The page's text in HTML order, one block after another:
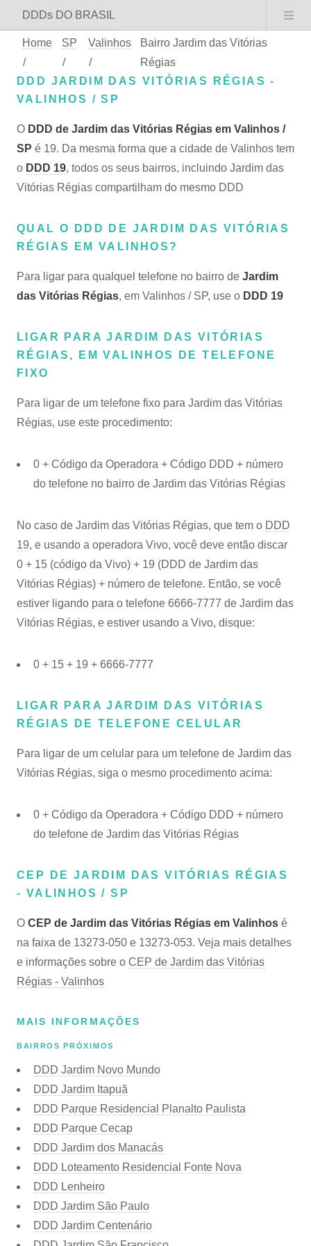
DDDs DO BRASIL
Home
/
SP
/
Valinhos
/
Bairro Jardim das Vitórias
Régias
DDD JARDIM DAS VITÓRIAS RÉGIAS -
VALINHOS / SP
O DDD de Jardim das Vitórias Régias em Valinhos /
SP é 19. Da mesma forma que a cidade de Valinhos tem
o DDD 19, todos os seus bairros, incluindo Jardim das
Vitórias Régias compartilham do mesmo DDD
QUAL O DDD DE JARDIM DAS VITÓRIAS
RÉGIAS EM VALINHOS?
Para ligar para qualquel telefone no bairro de Jardim
das Vitórias Régias, em Valinhos / SP, use o DDD 19
LIGAR PARA JARDIM DAS VITÓRIAS
RÉGIAS, EM VALINHOS DE TELEFONE
FIXO
Para ligar de um telefone fixo para Jardim das Vitórias
Régias, use este procedimento:
0 + Código da Operadora + Código DDD + número
do telefone no bairro de Jardim das Vitórias Régias
No caso de Jardim das Vitórias Régias, que tem o DDD
19, e usando a operadora Vivo, você deve então discar
0 + 15 (código da Vivo) + 19 (DDD de Jardim das
Vitórias Régias) + número de telefone. Então, se você
estiver ligando para o telefone 6666-7777 de Jardim das
Vitórias Régias, e estiver usando a Vivo, disque:
0 + 15 + 19 + 6666-7777
LIGAR PARA JARDIM DAS VITÓRIAS
RÉGIAS DE TELEFONE CELULAR
Para ligar de um celular para um telefone de Jardim das
Vitórias Régias, siga o mesmo procedimento acima:
0 + Código da Operadora + Código DDD + número
do telefone de Jardim das Vitórias Régias
CEP DE JARDIM DAS VITÓRIAS RÉGIAS
- VALINHOS / SP
O CEP de Jardim das Vitórias Régias em Valinhos é
na faixa de 13273-050 e 13273-053. Veja mais detalhes
e informações sobre o CEP de Jardim das Vitórias
Régias - Valinhos
MAIS INFORMAÇÕES
BAIRROS PRÓXIMOS
DDD Jardim Novo Mundo
DDD Jardim Itapuã
DDD Parque Residencial Planalto Paulista
DDD Parque Cecap
DDD Jardim dos Manacás
DDD Loteamento Residencial Fonte Nova
DDD Lenheiro
DDD Jardim São Paulo
DDD Jardim Centenário